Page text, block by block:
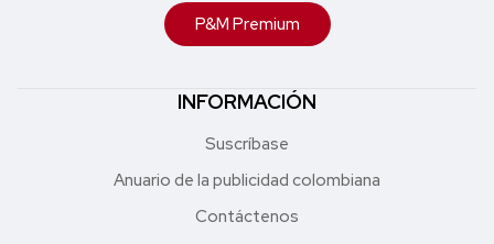
P&M Premium
INFORMACIÓN
Suscríbase
Anuario de la publicidad colombiana
Contáctenos